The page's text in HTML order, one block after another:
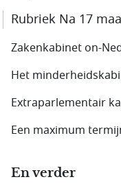
Rubriek Na 17
Zakenkabinet on-
Het
Extraparlementair
Een maximum
En verder